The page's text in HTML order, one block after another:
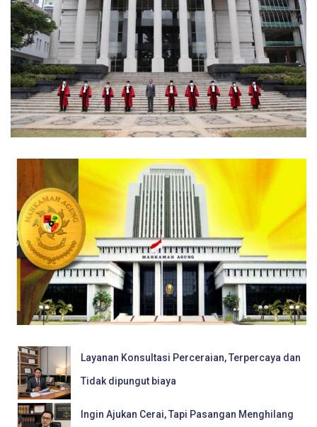
Layanan Konsultasi Perceraian, Terpercaya dan
Tidak dipungut biaya
Ingin Ajukan Cerai, Tapi Pasangan Menghilang